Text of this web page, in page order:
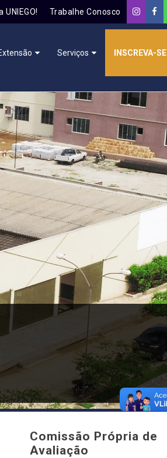
UNIEGO! Trabalhe Conosco
Serviços INSCREVA-SE
Comissão Própria de
Avaliação